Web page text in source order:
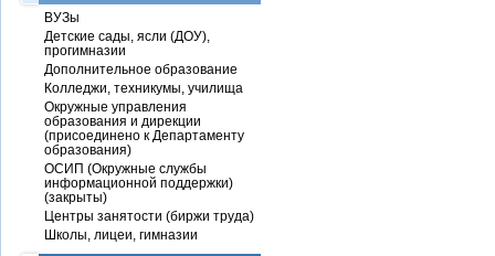
ВУЗы
Детские сады, ясли (ДОУ),
прогимназии
Дополнительное образование
Колледжи, техникумы, училища
Окружные управления
образования и дирекции
(присоединено к Департаменту
образования)
ОСИП (Окружные службы
информационной поддержки)
(закрыты)
Центры занятости (биржи труда)
Школы, лицеи, гимназии